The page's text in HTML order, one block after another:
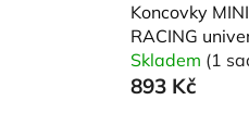
Koncovky
RACING
Skladem (1
893 Kč